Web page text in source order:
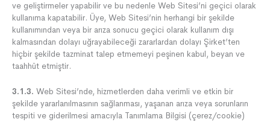
ve geliştirmeler yapabilir ve bu nedenle Web Sitesi’ni geçici olarak
kullanıma kapatabilir. Üye, Web Sitesi’nin herhangi bir şekilde
kullanımından veya bir arıza sonucu geçici olarak kullanım dışı
kalmasından dolayı uğrayabileceği zararlardan dolayı Şirket’ten
hiçbir şekilde tazminat talep etmemeyi peşinen kabul, beyan ve
taahhüt etmiştir.
3.1.3. Web Sitesi’nde, hizmetlerden daha verimli ve etkin bir
şekilde yararlanılmasının sağlanması, yaşanan arıza veya sorunların
tespiti ve giderilmesi amacıyla Tanımlama Bilgisi (çerez/cookie)